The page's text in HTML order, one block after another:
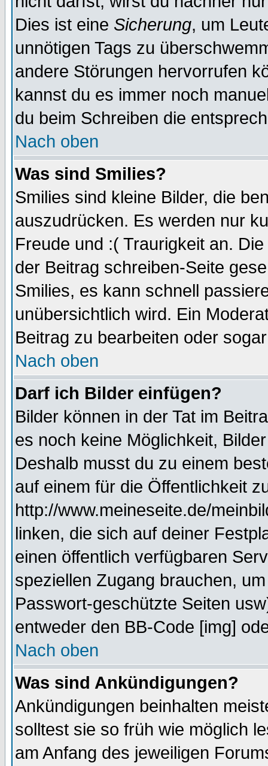
Dies ist eine Sicherung, um
unnötigen Tags zu
andere Störungen hervorrufen
kannst du es immer noch
du beim Schreiben die
Nach oben
Was sind Smilies?
Smilies sind kleine Bilder, die
auszudrücken. Es werden nur
Freude und :( Traurigkeit an.
der Beitrag schreiben-Seite
Smilies, es kann schnell
unübersichtlich wird. Ein
Beitrag zu bearbeiten oder
Nach oben
Darf ich Bilder einfügen?
Bilder können in der Tat im
es noch keine Möglichkeit,
Deshalb musst du zu einem
auf einem für die Öffentlichkeit
http://www.meineseite.de/
linken, die sich auf deiner
einen öffentlich verfügbaren
speziellen Zugang brauchen,
Passwort-geschützte Seiten
entweder den BB-Code [img]
Nach oben
Was sind Ankündigungen?
Ankündigungen beinhalten
solltest sie so früh wie möglich
am Anfang des jeweiligen